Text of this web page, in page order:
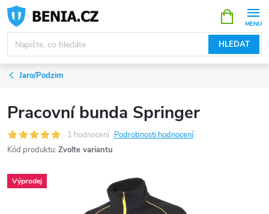
Přejít
obsah
HLEDAT
NÁKUPNÍ
KOŠÍK
Jaro/Podzim
Pracovní bunda Springer
1 hodnocení Podrobnosti hodnocení
Kód produktu: Zvolte variantu
Výprodej